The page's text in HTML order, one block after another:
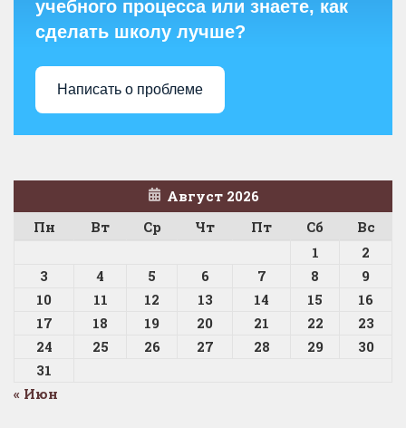
учебного процесса или знаете, как
сделать школу лучше?
Написать о проблеме
Август 2026
Пн
Вт Ср Чт Пт Сб
Вс
1
2
3
4 5 6 7 8
9
10
11 12 13 14 15
16
17
18 19 20 21 22
23
24
25 26 27 28 29
30
31
« Июн